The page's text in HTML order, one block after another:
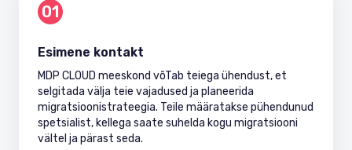
01
Esimene kontakt
MDP CLOUD meeskond võTab teiega ühendust, et
selgitada välja teie vajadused ja planeerida
migratsioonistrateegia. Teile määratakse pühendunud
spetsialist, kellega saate suhelda kogu migratsiooni
vältel ja pärast seda.